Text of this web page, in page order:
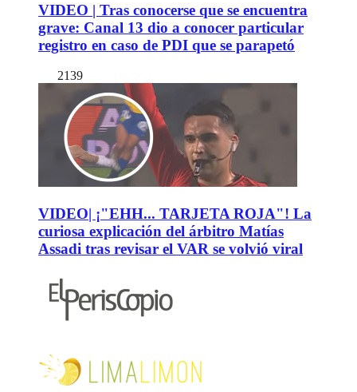
VIDEO | Tras conocerse que se encuentra
grave: Canal 13 dio a conocer particular
registro en caso de PDI que se parapetó
2139
VIDEO| ¡"EHH... TARJETA ROJA"! La
curiosa explicación del árbitro Matías
Assadi tras revisar el VAR se volvió viral